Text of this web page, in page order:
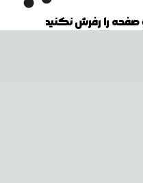
صفحه را رفرش نکنید